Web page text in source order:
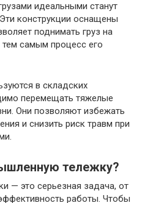
идеальными станут
конструкции оснащены
поднимать груз на
самым процесс его
в складских
перемещать тяжелые
Они позволяют избежать
и снизить риск травм при
тележку?
— это серьезная задача, от
работы. Чтобы